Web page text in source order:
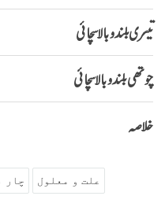
تیسری بلند و بالا سچائی
چوتھی بلند و بالا سچائی
خلاصہ
علت و معلول چار